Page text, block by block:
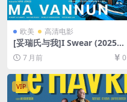
欧美 高清电影
[妥瑞氏与我]I Swear (2025)
[百度网盘+夸克网盘4K超清未
删减资源][网盘在线播放/下
载][MKV/5.3GB][中英字幕]
7 月前 0
VIP